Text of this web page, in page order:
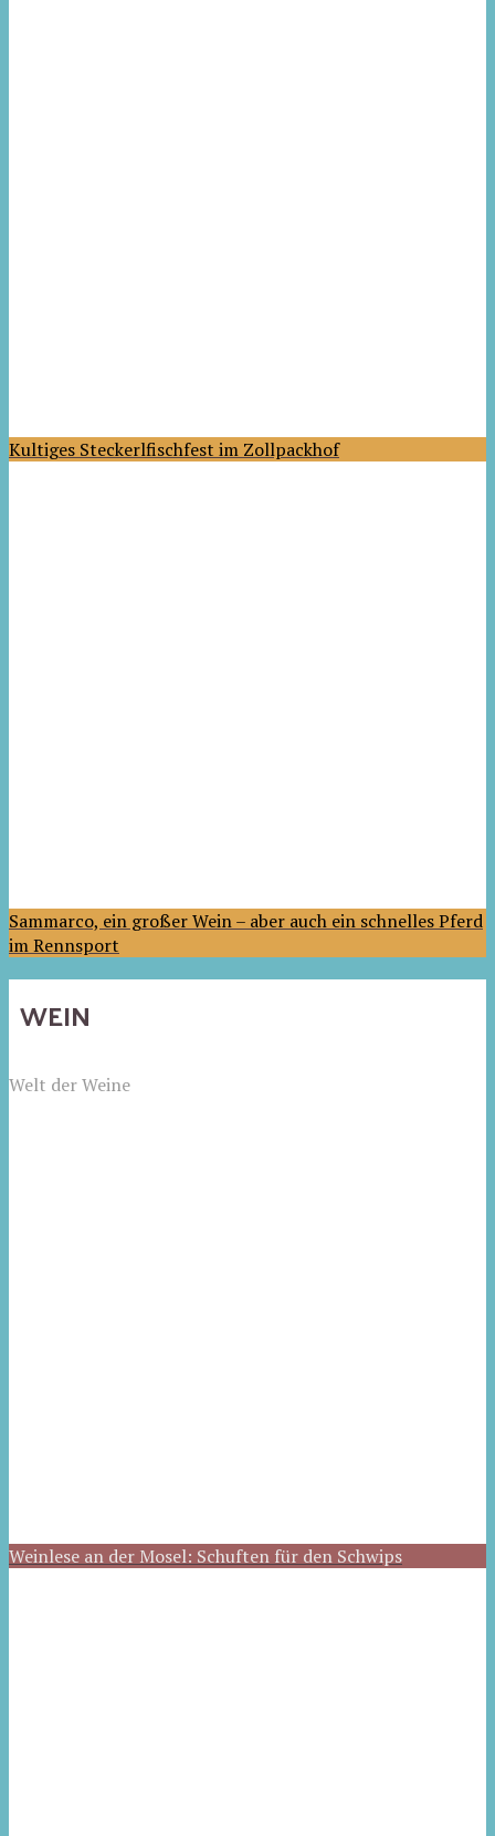
Kultiges Steckerlfischfest im Zollpackhof
Sammarco, ein großer Wein – aber auch ein schnelles Pferd
im Rennsport
WEIN
Welt der Weine
Weinlese an der Mosel: Schuften für den Schwips